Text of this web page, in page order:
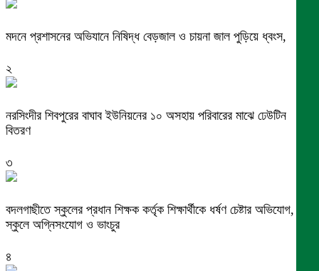
মদনে প্রশাসনের অভিযানে নিষিদ্ধ বেড়জাল ও চায়না জাল পুড়িয়ে ধ্বংস,
২
নরসিংদীর শিবপুরের বাঘাব ইউনিয়নের ১০ অসহায় পরিবারের মাঝে ঢেউটিন
বিতরণ
৩
বদলগাছীতে স্কুলের প্রধান শিক্ষক কর্তৃক শিক্ষার্থীকে ধর্ষণ চেষ্টার অভিযোগ,
স্কুলে অগ্নিসংযোগ ও ভাংচুর
৪